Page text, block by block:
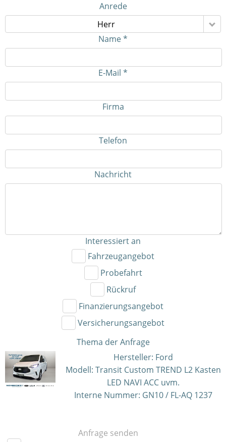
Anrede
Herr
Name *
E-Mail *
Firma
Telefon
Nachricht
Interessiert an
Fahrzeugangebot
Probefahrt
Rückruf
Finanzierungsangebot
Versicherungsangebot
Thema der Anfrage
Hersteller: Ford
Modell: Transit Custom TREND L2 Kasten
LED NAVI ACC uvm.
Interne Nummer: GN10 / FL-AQ 1237
Anfrage senden